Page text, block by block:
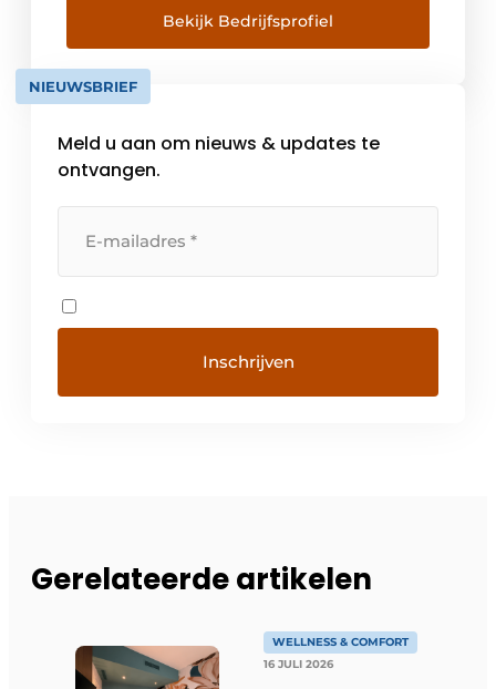
het bedrijf overgenomen en uitgebouwd
door Rony Nijs, vader van huidig
zaakvoerder Marjolein Nijs. Gervi biedt met
merken zoals KLAFS […]
Bekijk Bedrijfsprofiel
NIEUWSBRIEF
Meld u aan om nieuws & updates te
ontvangen.
Gerelateerde artikelen
WELLNESS & COMFORT
16 JULI 2026